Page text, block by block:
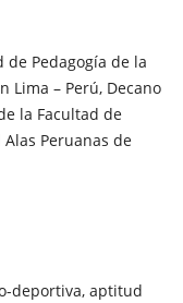
de Pedagogía de la
Lima – Perú, Decano
la Facultad de
Peruanas de
deportiva, aptitud